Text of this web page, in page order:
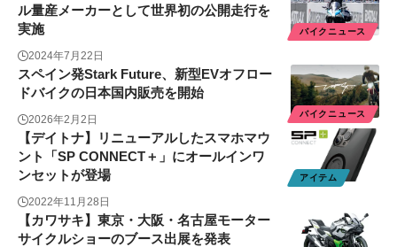
バイクニュース
ル量産メーカーとして世界初の公開走行を
実施
2024年7月22日
バイクニュース
スペイン発Stark Future、新型EVオフロー
ドバイクの日本国内販売を開始
2026年2月2日
アイテム
【デイトナ】リニューアルしたスマホマウ
ント「SP CONNECT＋」にオールインワ
ンセットが登場
2022年11月28日
【カワサキ】東京・大阪・名古屋モーター
サイクルショーのブース出展を発表